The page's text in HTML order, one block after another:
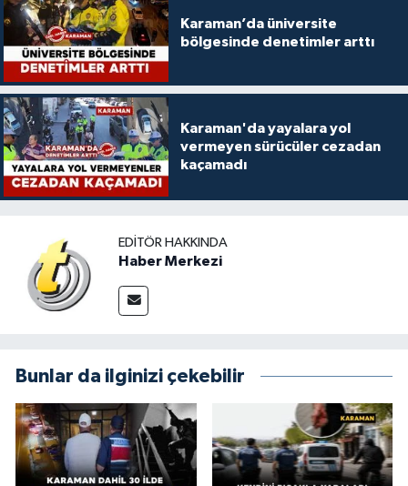
Karaman’da üniversite
bölgesinde denetimler arttı
Karaman'da yayalara yol
vermeyen sürücüler cezadan
kaçamadı
EDITÖR HAKKINDA
Haber Merkezi
Bunlar da ilginizi çekebilir